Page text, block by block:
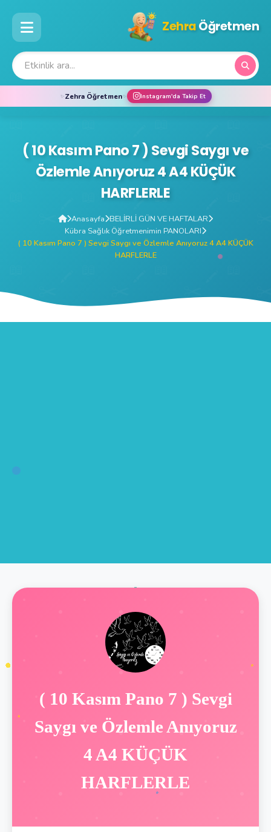
ZehraÖğretmen
✨Zehra Öğretmen✨ Instagram'da Takip Et
( 10 Kasım Pano 7 ) Sevgi Saygı ve
Özlemle Anıyoruz 4 A4 KÜÇÜK
HARFLERLE
Anasayfa BELİRLİ GÜN VE HAFTALAR
Kübra Sağlık Öğretmenimin PANOLARI
( 10 Kasım Pano 7 ) Sevgi Saygı ve Özlemle Anıyoruz 4 A4 KÜÇÜK
HARFLERLE
( 10 Kasım Pano 7 ) Sevgi
Saygı ve Özlemle Anıyoruz
4 A4 KÜÇÜK
HARFLERLE